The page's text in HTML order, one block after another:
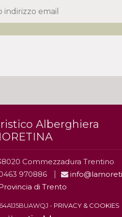
Alberghiera
Commezzadura Trentino
970886
di Trento
- PRIVACY & COOKIES